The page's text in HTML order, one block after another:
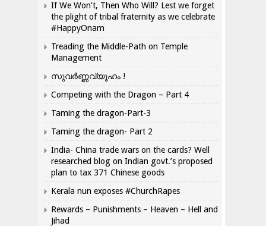
If We Won’t, Then Who Will? Lest we forget
the plight of tribal fraternity as we celebrate
#HappyOnam
Treading the Middle-Path on Temple
Management
സുവർണ്ണവ്യൂഹം !
Competing with the Dragon – Part 4
Taming the dragon-Part-3
Taming the dragon- Part 2
India- China trade wars on the cards? Well
researched blog on Indian govt.’s proposed
plan to tax 371 Chinese goods
Kerala nun exposes #ChurchRapes
Rewards – Punishments – Heaven – Hell and
Jihad